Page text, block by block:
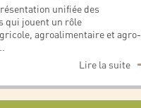
unifiée des
qui jouent un rôle
agroalimentaire et agro-
Lire la suite